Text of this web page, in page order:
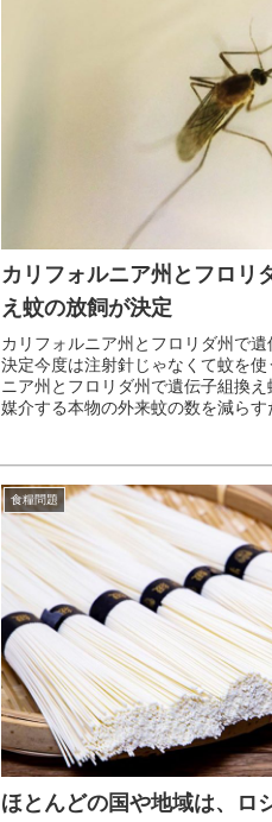
カリフォルニア州とフロリ
え蚊の放飼が決定
カリフォルニア州とフロリダ州で
決定今度は注射針じゃなくて蚊を
ニア州とフロリダ州で遺伝子組換
媒介する本物の外来蚊の数を減らす
食糧問題
ほとんどの国や地域は、ロ